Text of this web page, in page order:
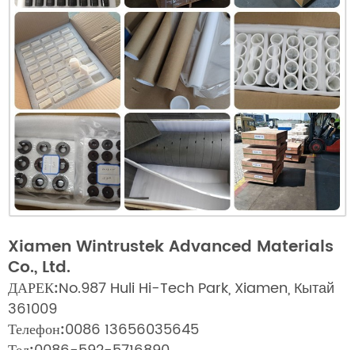
Xiamen Wintrustek Advanced Materials
Co., Ltd.
ДАРЕК:No.987 Huli Hi-Tech Park, Xiamen, Кытай
361009
Телефон:0086 13656035645